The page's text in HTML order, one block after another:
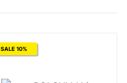
SALE 10%